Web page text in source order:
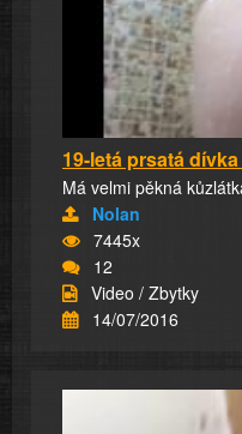
19-letá prsatá
Má velmi pěkná
Nolan
7445x
12
Video / Zbytky
14/07/2016